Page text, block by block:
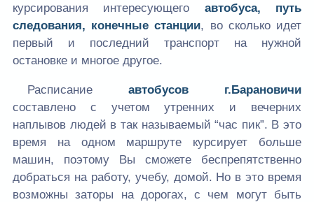
курсирования интересующего автобуса, путь
следования, конечные станции, во сколько идет
первый и последний транспорт на нужной
остановке и многое другое.
Расписаниеавтобусов г.Барановичи
составлено с учетом утренних и вечерних
наплывов людей в так называемый “час пик”. В это
время на одном маршруте курсирует больше
машин, поэтому Вы сможете беспрепятственно
добраться на работу, учебу, домой. Но в это время
возможны заторы на дорогах, с чем могут быть